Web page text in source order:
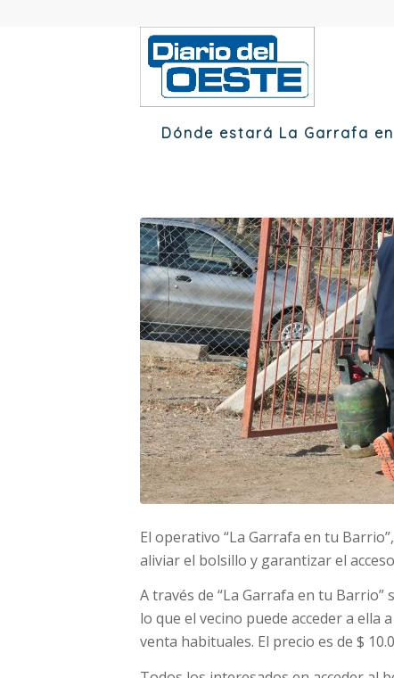
Dónde estará La Garrafa
El operativo “La Garrafa en tu
aliviar el bolsillo y garantizar el
A través de “La Garrafa en tu
lo que el vecino puede acceder a
venta habituales. El precio es de $